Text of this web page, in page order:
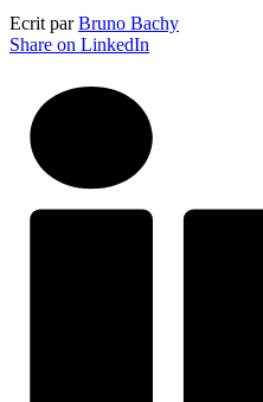
Ecrit parBruno Bachy
Share on LinkedIn